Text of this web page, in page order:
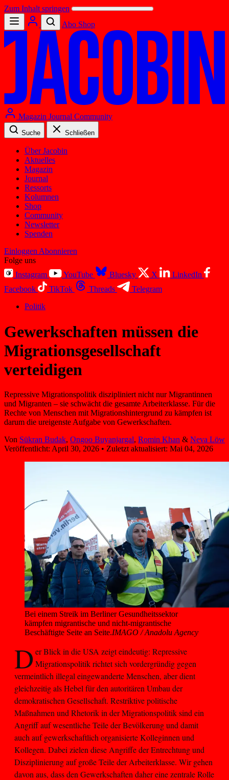
Zum Inhalt springen
Abo Shop
Magazin Journal Community
Suche Schließen
Über Jacobin
Aktuelles
Magazin
Journal
Ressorts
Kolumnen
Shop
Community
Newsletter
Spenden
Einloggen Abonnieren
Folge uns
Instagram
YouTube Bluesky X
LinkedIn
Facebook
TikTok Threads
Telegram
Politik
Gewerkschaften müssen die
Migrationsgesellschaft
verteidigen
Repressive Migrationspolitik diszipliniert nicht nur Migrantinnen
und Migranten – sie schwächt die gesamte Arbeiterklasse. Für die
Rechte von Menschen mit Migrationshintergrund zu kämpfen ist
darum die ureigenste Aufgabe von Gewerkschaften.
Von Sükran Budak, Ongoo Buyanjargal, Romin Khan & Neva Löw
Veröffentlicht: April 30, 2026 • Zuletzt aktualisiert: Mai 04, 2026
Bei einem Streik im Berliner Gesundheitssektor
kämpfen migrantische und nicht-migrantische
Beschäftigte Seite an Seite.IMAGO / Anadolu Agency
Der Blick in die USA zeigt eindeutig: Repressive
Migrationspolitik richtet sich vordergründig gegen
vermeintlich illegal eingewanderte Menschen, aber dient
gleichzeitig als Hebel für den autoritären Umbau der
demokratischen Gesellschaft. Restriktive politische
Maßnahmen und Rhetorik in der Migrationspolitik sind ein
Angriff auf wesentliche Teile der Bevölkerung und damit
auch auf gewerkschaftlich organisierte Kolleginnen und
Kollegen. Dabei zielen diese Angriffe der Entrechtung und
Disziplinierung auf große Teile der Arbeiterklasse. Wir gehen
davon aus, dass den Gewerkschaften daher eine zentrale Rolle